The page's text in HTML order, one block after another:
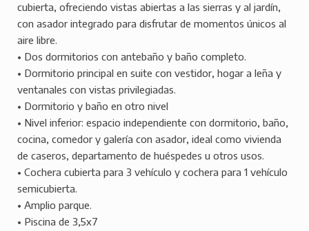
cubierta, ofreciendo vistas abiertas a las sierras y al jardín,
con asador integrado para disfrutar de momentos únicos al
aire libre.
• Dos dormitorios con antebaño y baño completo.
• Dormitorio principal en suite con vestidor, hogar a leña y
ventanales con vistas privilegiadas.
• Dormitorio y baño en otro nivel
• Nivel inferior: espacio independiente con dormitorio, baño,
cocina, comedor y galería con asador, ideal como vivienda
de caseros, departamento de huéspedes u otros usos.
• Cochera cubierta para 3 vehículo y cochera para 1 vehículo
semicubierta.
• Amplio parque.
• Piscina de 3,5x7